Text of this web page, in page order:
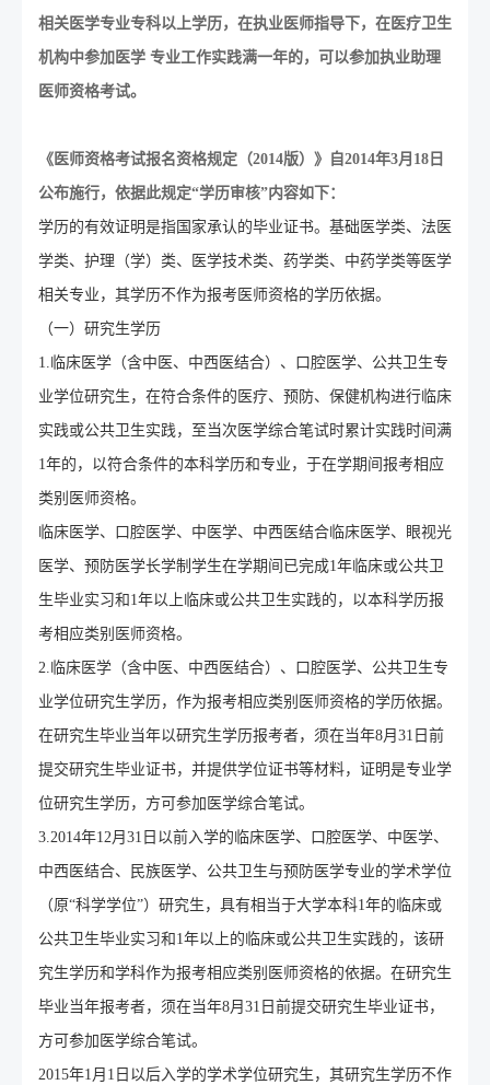
相关医学专业专科以上学历，在执业医师指导下，在医疗卫生
机构中参加医学 专业工作实践满一年的，可以参加执业助理
医师资格考试。
《医师资格考试报名资格规定（2014版）》自2014年3月18日
公布施行，依据此规定“学历审核”内容如下：
学历的有效证明是指国家承认的毕业证书。基础医学类、法医
学类、护理（学）类、医学技术类、药学类、中药学类等医学
相关专业，其学历不作为报考医师资格的学历依据。
（一）研究生学历
1.临床医学（含中医、中西医结合）、口腔医学、公共卫生专
业学位研究生，在符合条件的医疗、预防、保健机构进行临床
实践或公共卫生实践，至当次医学综合笔试时累计实践时间满
1年的，以符合条件的本科学历和专业，于在学期间报考相应
类别医师资格。
临床医学、口腔医学、中医学、中西医结合临床医学、眼视光
医学、预防医学长学制学生在学期间已完成1年临床或公共卫
生毕业实习和1年以上临床或公共卫生实践的，以本科学历报
考相应类别医师资格。
2.临床医学（含中医、中西医结合）、口腔医学、公共卫生专
业学位研究生学历，作为报考相应类别医师资格的学历依据。
在研究生毕业当年以研究生学历报考者，须在当年8月31日前
提交研究生毕业证书，并提供学位证书等材料，证明是专业学
位研究生学历，方可参加医学综合笔试。
3.2014年12月31日以前入学的临床医学、口腔医学、中医学、
中西医结合、民族医学、公共卫生与预防医学专业的学术学位
（原“科学学位”）研究生，具有相当于大学本科1年的临床或
公共卫生毕业实习和1年以上的临床或公共卫生实践的，该研
究生学历和学科作为报考相应类别医师资格的依据。在研究生
毕业当年报考者，须在当年8月31日前提交研究生毕业证书，
方可参加医学综合笔试。
2015年1月1日以后入学的学术学位研究生，其研究生学历不作